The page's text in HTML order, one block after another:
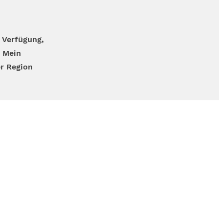
Mein
Region